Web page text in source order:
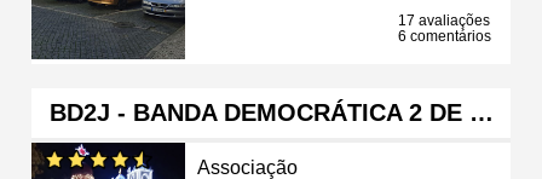
17 avaliações
6 comentários
BD2J - BANDA DEMOCRÁTICA 2 DE …
Associação